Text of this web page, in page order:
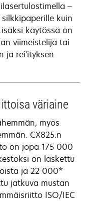
–
kuin
käytössä on
viimeistelijä tai
ja rei'ityksen
väriaine
myös
CX825:n
on jopa 175 000
on laskettu
ja 22 000*
jatkuva mustan
ISO/IEC